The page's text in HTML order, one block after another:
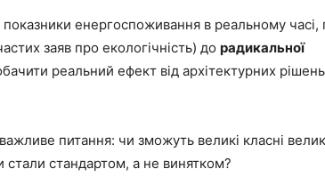
енергоспоживання в реальному часі,
заяв про екологічність) до радикальної
реальний ефект від архітектурних рішень
питання: чи зможуть великі класні
стали стандартом, а не винятком?